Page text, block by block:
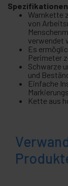
Spezifikationen
Warnkette
von
verwendet
Es
Perimeter
Schwarze
und
Einfache
Kette aus